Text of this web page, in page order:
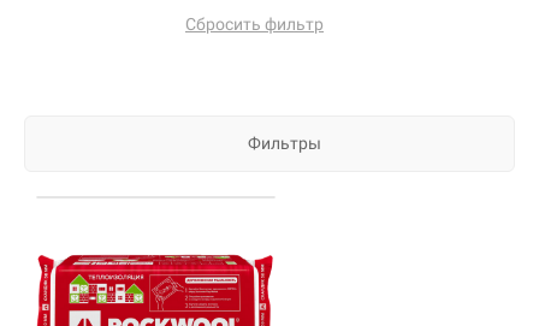
Сбросить фильтр
Фильтры